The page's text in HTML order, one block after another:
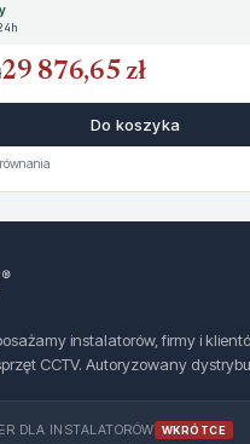
29 876,65 zł
Do koszyka
instalatorów, firmy i
CCTV. Autoryzowany
DLA INSTALATORÓW WKRÓTCE